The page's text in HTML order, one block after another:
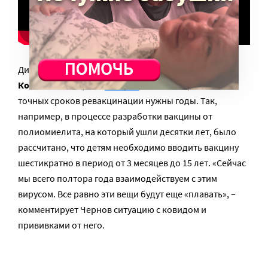
Директор по развитию Центра им. Чумакова
Константин Черновговорит, что для определения
точных сроков ревакцинации нужны годы. Так,
например, в процессе разработки вакцины от
полиомиелита, на который ушли десятки лет, было
рассчитано, что детям необходимо вводить вакцину
шестикратно в период от 3 месяцев до 15 лет. «Сейчас
мы всего полтора года взаимодействуем с этим
вирусом. Все равно эти вещи будут еще «плавать», –
комментирует Чернов ситуацию с ковидом и
прививками от него.